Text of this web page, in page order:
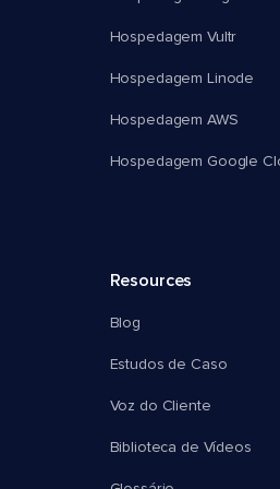
Hospedagem Vultr
Hospedagem Linode
Hospedagem AWS
Hospedagem Google
Resources
Blog
Estudos de Caso
Voz do Cliente
Biblioteca de Vídeos